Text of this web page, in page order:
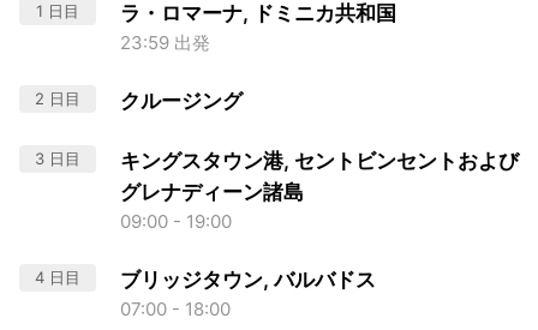
1 日目 ラ・ロマーナ, ドミニカ共和国
23:59 出発
2 日目 クルージング
3 日目
キングスタウン港, セントビンセントおよび
グレナディーン諸島
09:00 - 19:00
4 日目 ブリッジタウン, バルバドス
07:00 - 18:00